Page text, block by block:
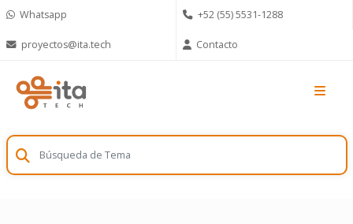
Whatsapp +52 (55) 5531-1288
proyectos@ita.tech Contacto